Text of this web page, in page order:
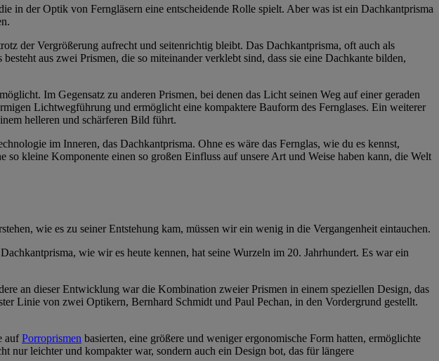
der Optik von Ferngläsern eine entscheidende Rolle spielt. Aber was ist ein Dachkantprisma
der Vergrößerung aufrecht und seitenrichtig bleibt. Das Dachkantprisma, oft auch als
aus zwei Prismen, die so miteinander verklebt sind, dass sie eine Dachkante bilden,
Im Gegensatz zu anderen Prismen, bei denen das Licht seinen Weg auf einer geraden
Lichtwegführung und ermöglicht eine kompaktere Bauform des Fernglases. Ein weiterer
helleren und schärferen Bild führt.
im Inneren, das Dachkantprisma. Ohne es wäre das Fernglas, wie du es kennst,
kleine Komponente einen so großen Einfluss auf unsere Art und Weise haben kann, die Welt
wie es zu seiner Entstehung kam, müssen wir ein wenig in die Vergangenheit eintauchen.
wie wir es heute kennen, hat seine Wurzeln im 20. Jahrhundert. Es war ein
an dieser Entwicklung war die Kombination zweier Prismen in einem speziellen Design, das
Linie von zwei Optikern, Bernhard Schmidt und Paul Pechan, in den Vordergrund gestellt.
aufPorroprismen basierten, eine größere und weniger ergonomische Form hatten, ermöglichte
nur leichter und kompakter war, sondern auch ein Design bot, das für längere